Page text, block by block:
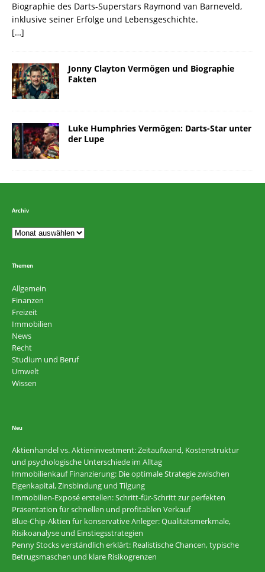
Biographie des Darts-Superstars Raymond van Barneveld,
inklusive seiner Erfolge und Lebensgeschichte.
[…]
Jonny Clayton Vermögen und Biographie
Fakten
Luke Humphries Vermögen: Darts-Star unter
der Lupe
Archiv
Themen
Allgemein
Finanzen
Freizeit
Immobilien
News
Recht
Studium und Beruf
Umwelt
Wissen
Neu
Aktienhandel vs. Aktieninvestment: Zeitaufwand, Kostenstruktur
und psychologische Unterschiede im Alltag
Immobilienkauf Finanzierung: Die optimale Strategie zwischen
Eigenkapital, Zinsbindung und Tilgung
Immobilien-Exposé erstellen: Schritt-für-Schritt zur perfekten
Präsentation für schnellen und profitablen Verkauf
Blue-Chip-Aktien für konservative Anleger: Qualitätsmerkmale,
Risikoanalyse und Einstiegsstrategien
Penny Stocks verständlich erklärt: Realistische Chancen, typische
Betrugsmaschen und klare Risikogrenzen